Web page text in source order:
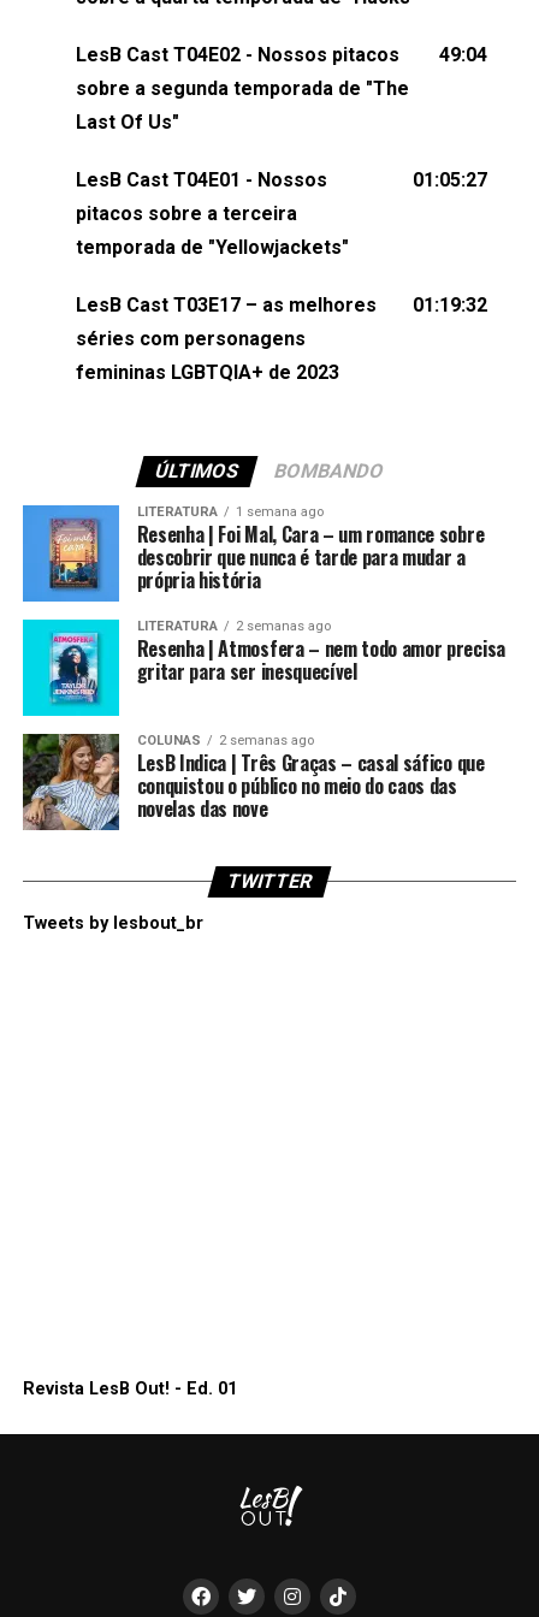
esqueça de visitar nosso site e também redes
sociais:Twitter: ⁠⁠⁠⁠@lesbout_br⁠⁠⁠⁠ Instagram: ⁠⁠⁠⁠@lesbout_br⁠⁠⁠⁠
(⁠⁠⁠⁠⁠⁠@KarolenPassos⁠⁠⁠⁠⁠⁠)Participação de Bruna Fentanes
(⁠⁠⁠⁠@brunarfentanes⁠⁠⁠⁠) e Pollyelly FlorêncioEdição de
Naiady Machado
LesB Cast T04E02 - Nossos pitacos
sobre a segunda temporada de "The
Last Of Us"
49:04
LesB Cast T04E01 - Nossos
pitacos sobre a terceira
temporada de "Yellowjackets"
01:05:27
LesB Cast T03E17 – as melhores
séries com personagens
femininas LGBTQIA+ de 2023
01:19:32
ÚLTIMOS BOMBANDO
LITERATURA 1 semana ago
Resenha | Foi Mal, Cara – um romance sobre
descobrir que nunca é tarde para mudar a
própria história
LITERATURA 2 semanas ago
Resenha | Atmosfera – nem todo amor precisa
gritar para ser inesquecível
COLUNAS 2 semanas ago
LesB Indica | Três Graças – casal sáfico que
conquistou o público no meio do caos das
novelas das nove
TWITTER
Tweets by lesbout_br
Revista LesB Out! - Ed. 01